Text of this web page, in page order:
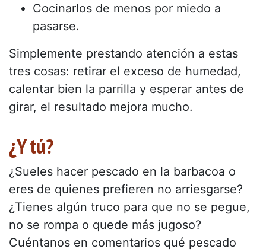
Cocinarlos de menos por miedo a
pasarse.
Simplemente prestando atención a estas
tres cosas: retirar el exceso de humedad,
calentar bien la parrilla y esperar antes de
girar, el resultado mejora mucho.
¿Y tú?
¿Sueles hacer pescado en la barbacoa o
eres de quienes prefieren no arriesgarse?
¿Tienes algún truco para que no se pegue,
no se rompa o quede más jugoso?
Cuéntanos en comentarios qué pescado